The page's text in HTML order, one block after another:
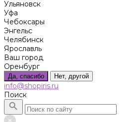
Ульяновск
Уфа
Чебоксары
Энгельс
Челябинск
Ярославль
Ваш город
Оренбург
Да, спасибо Нет, другой
info@shopiris.ru
Поиск